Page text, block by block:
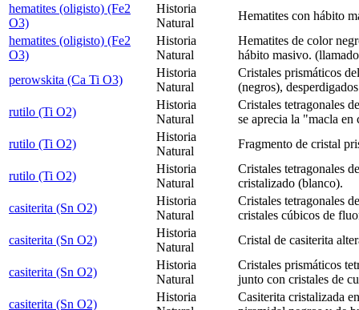
hematites (oligisto) (Fe2
O3)
Historia
Natural
Hematites con hábito
hematites (oligisto) (Fe2
O3)
Historia
Natural
Hematites de color
hábito masivo.
perowskita (Ca Ti O3)
Historia
Natural
Cristales prismáticos
(negros),
rutilo (Ti O2)
Historia
Natural
Cristales tetragonales
se aprecia la "macla en
rutilo (Ti O2)
Historia
Natural
Fragmento de cristal
rutilo (Ti O2)
Historia
Natural
Cristales tetragonales
cristalizado (blanco).
casiterita (Sn O2)
Historia
Natural
Cristales tetragonales
cristales cúbicos de
casiterita (Sn O2)
Historia
Natural
Cristal de casiterita
casiterita (Sn O2)
Historia
Natural
Cristales prismáticos
junto con cristales de
casiterita (Sn O2)
Historia
Casiterita cristalizada